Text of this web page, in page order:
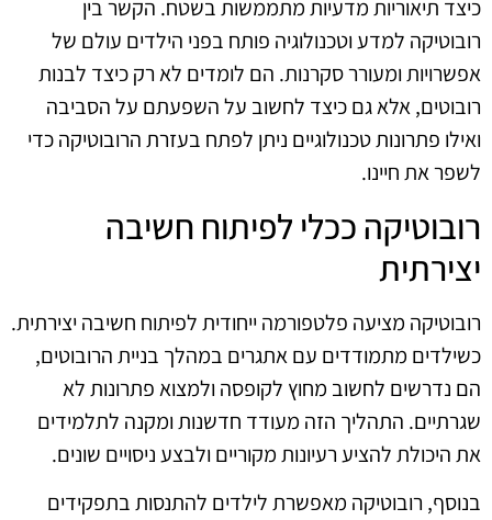
כיצד תיאוריות מדעיות מתממשות בשטח. הקשר בין
רובוטיקה למדע וטכנולוגיה פותח בפני הילדים עולם של
אפשרויות ומעורר סקרנות. הם לומדים לא רק כיצד לבנות
רובוטים, אלא גם כיצד לחשוב על השפעתם על הסביבה
ואילו פתרונות טכנולוגיים ניתן לפתח בעזרת הרובוטיקה כדי
לשפר את חיינו.
רובוטיקה ככלי לפיתוח חשיבה
יצירתית
רובוטיקה מציעה פלטפורמה ייחודית לפיתוח חשיבה יצירתית.
כשילדים מתמודדים עם אתגרים במהלך בניית הרובוטים,
הם נדרשים לחשוב מחוץ לקופסה ולמצוא פתרונות לא
שגרתיים. התהליך הזה מעודד חדשנות ומקנה לתלמידים
את היכולת להציע רעיונות מקוריים ולבצע ניסויים שונים.
בנוסף, רובוטיקה מאפשרת לילדים להתנסות בתפקידים